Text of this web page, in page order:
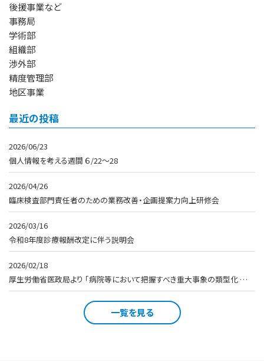
後援事業など
事務局
学術部
組織部
渉外部
精度管理部
地区事業
最近の投稿
2026/06/23
個人情報を考える週間 ６/22～28
2026/04/26
臨床検査部門責任者のための業務改善・企画提案力向上研修会
2026/03/16
令和8年度診療報酬改定に伴う説明会
2026/02/18
厚生労働省医政局より 「病院等において把握すべき重大事象の類型化 …
一覧を見る